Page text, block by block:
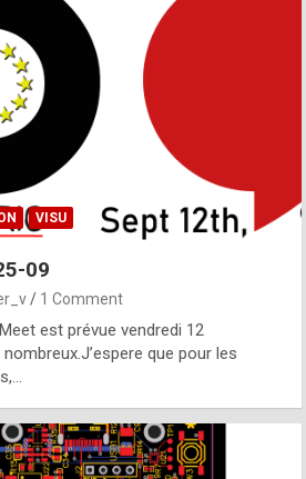
VISU
09
1 Comment
est prévue vendredi 12
que pour les